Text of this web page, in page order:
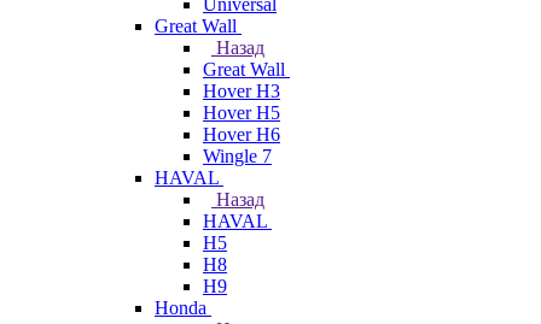
Universal
Great Wall
Назад
Great Wall
Hover H3
Hover H5
Hover H6
Wingle 7
HAVAL
Назад
HAVAL
H5
H8
H9
Honda